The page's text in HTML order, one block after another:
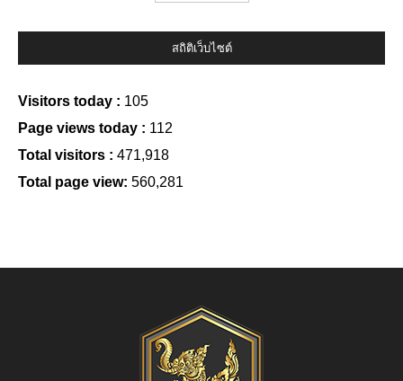
สถิติเว็บไซต์
Visitors today : 105
Page views today : 112
Total visitors : 471,918
Total page view: 560,281